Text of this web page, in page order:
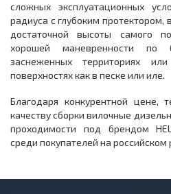
сложных эксплуатационных
радиуса с глубоким протектором,
достаточной высоты самого
хорошей маневренности по
заснеженных территориях
поверхностях как в песке или иле.
Благодаря конкурентной цене,
качеству сборки вилочные
проходимости под брендом
среди покупателей на российском